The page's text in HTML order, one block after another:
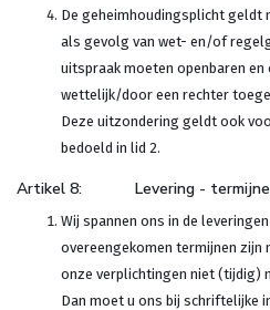
De geheimhoudingsplicht geldt
als gevolg van wet- en/of
uitspraak moeten openbaren en
wettelijk/door een rechter
Deze uitzondering geldt ook
bedoeld in lid 2.
Artikel 8: Levering -
Wij spannen ons in de
overeengekomen termijnen
onze verplichtingen niet (tijdig)
Dan moet u ons bij schriftelijke